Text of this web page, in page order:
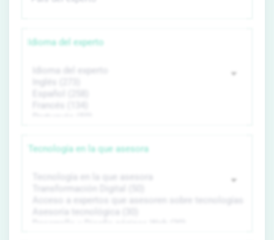
Idioma del experto
Tecnología en la que asesora